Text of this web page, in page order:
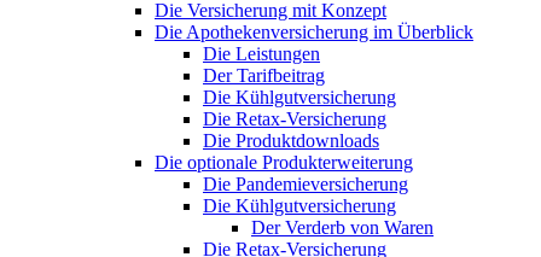
Die Versicherung mit Konzept
Die Apothekenversicherung im Überblick
Die Leistungen
Der Tarifbeitrag
Die Kühlgutversicherung
Die Retax-Versicherung
Die Produktdownloads
Die optionale Produkterweiterung
Die Pandemieversicherung
Die Kühlgutversicherung
Der Verderb von Waren
Die Retax-Versicherung